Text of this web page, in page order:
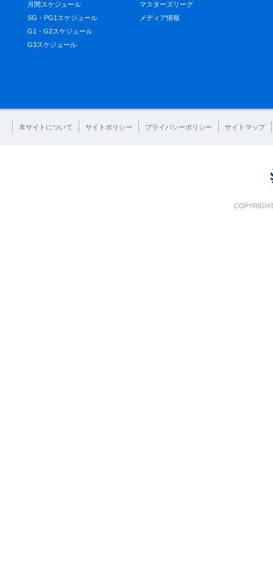
月間スケジュール
SG・PG1スケジュール
G1・G2スケジュール
G3スケジュール
マスターズリーグ
メディア情報
本サイトについて サイトポリシー プライバシーポリシー サイトマップ